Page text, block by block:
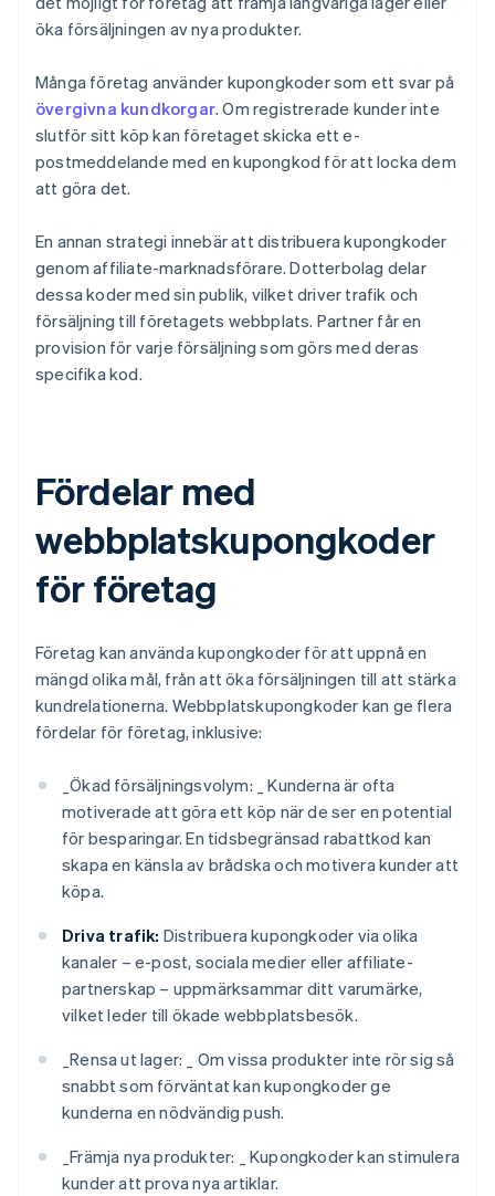
öka försäljningen av nya produkter.
Många företag använder kupongkoder som ett svar på
övergivna kundkorgar. Om registrerade kunder inte
slutför sitt köp kan företaget skicka ett e-
postmeddelande med en kupongkod för att locka dem
att göra det.
En annan strategi innebär att distribuera kupongkoder
genom affiliate-marknadsförare. Dotterbolag delar
dessa koder med sin publik, vilket driver trafik och
försäljning till företagets webbplats. Partner får en
provision för varje försäljning som görs med deras
specifika kod.
Fördelar med
webbplatskupongkoder
för företag
Företag kan använda kupongkoder för att uppnå en
mängd olika mål, från att öka försäljningen till att stärka
kundrelationerna. Webbplatskupongkoder kan ge flera
fördelar för företag, inklusive:
_Ökad försäljningsvolym: _
Kunderna är ofta
motiverade att göra ett köp när de ser en potential
för besparingar. En tidsbegränsad rabattkod kan
skapa en känsla av brådska och motivera kunder att
köpa.
Driva trafik: Distribuera kupongkoder via olika
kanaler – e-post, sociala medier eller affiliate-
partnerskap – uppmärksammar ditt varumärke,
vilket leder till ökade webbplatsbesök.
_Rensa ut lager: _
Om vissa produkter inte rör sig så
snabbt som förväntat kan kupongkoder ge
kunderna en nödvändig push.
_Främja nya produkter: _
Kupongkoder kan stimulera
kunder att prova nya artiklar.